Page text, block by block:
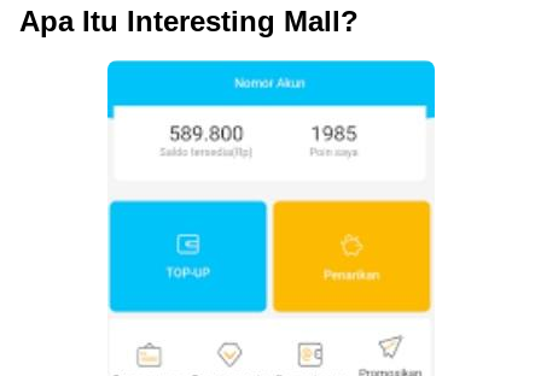
Apa Itu Interesting Mall?